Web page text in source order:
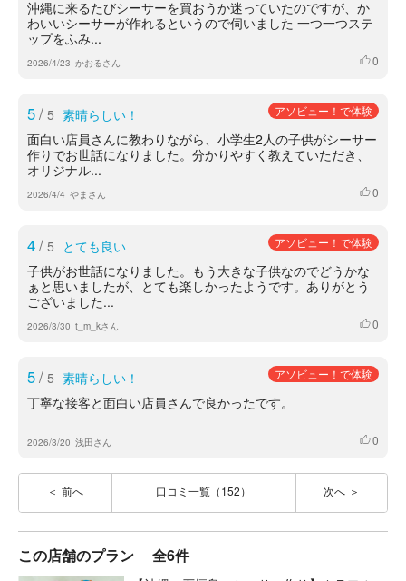
沖縄に来るたびシーサーを買おうか迷っていたのですが、か
わいいシーサーが作れるというので伺いました 一つ一つステ
ップをふみ...
2026/4/23 かおるさん いいね
0
5/ 5 素晴らしい！ アソビュー！で体験
面白い店員さんに教わりながら、小学生2人の子供がシーサー
作りでお世話になりました。分かりやすく教えていただき、
オリジナル...
2026/4/4 やまさん いいね
0
4/ 5 とても良い アソビュー！で体験
子供がお世話になりました。もう大きな子供なのでどうかな
ぁと思いましたが、とても楽しかったようです。ありがとう
ございました...
2026/3/30 t_m_kさん いいね
0
5/ 5 素晴らしい！ アソビュー！で体験
丁寧な接客と面白い店員さんで良かったです。
2026/3/20 浅田さん いいね
0
前へ 口コミ一覧（152） 次へ
この店舗のプラン 全6件